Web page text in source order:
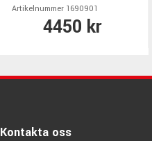
Artikelnummer 1690901
4450 kr
Kontakta oss